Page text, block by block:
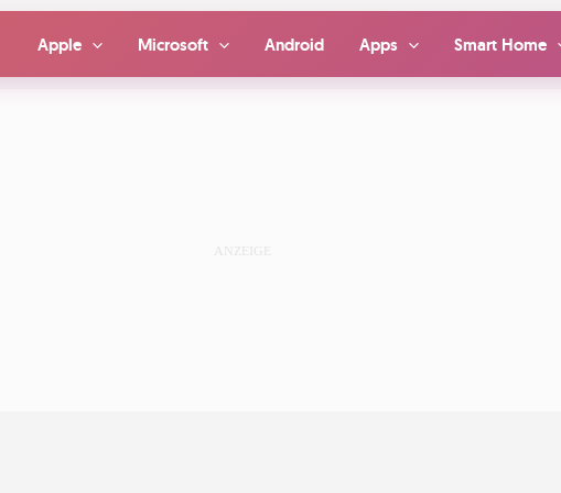
Apple Microsoft Android Apps Smart Home